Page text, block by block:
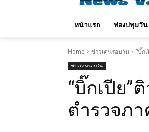
หน้าแรก ท่องปทุมวัน
Home ข่าวเด่นรอบวัน “บิ๊ก
ข่าวเด่นรอบวัน
“บิ๊กเปีย”
ตำรวจภา